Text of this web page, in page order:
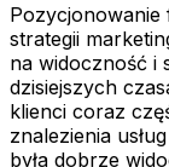
strategii
na widoczność i
dzisiejszych
klienci coraz
znalezienia
była dobrze